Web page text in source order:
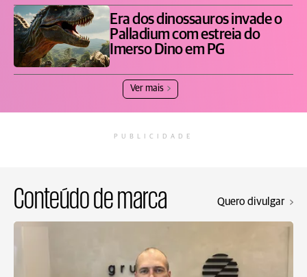
Era dos dinossauros invade o
Palladium com estreia do
Imerso Dino em PG
Ver mais
PUBLICIDADE
Conteúdo de marca Quero divulgar